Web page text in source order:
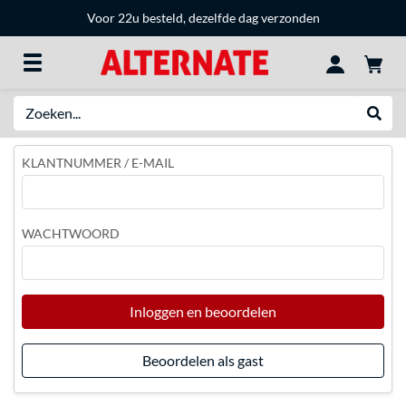
Voor 22u besteld, dezelfde dag verzonden
KLANTNUMMER / E-MAIL
WACHTWOORD
Inloggen en beoordelen
Beoordelen als gast